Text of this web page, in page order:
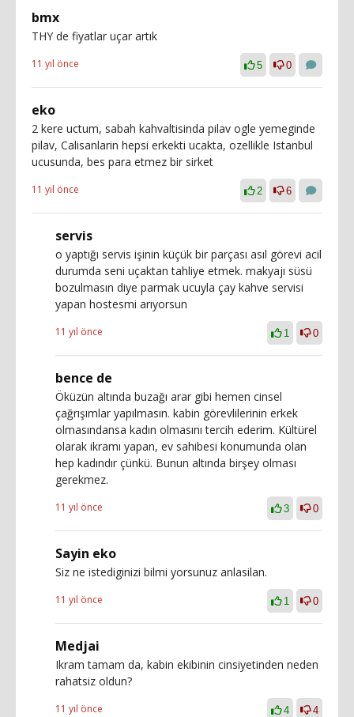
bmx
THY de fiyatlar uçar artık
11 yıl önce 5 0
eko
2 kere uctum, sabah kahvaltisinda pilav ogle yemeginde
pilav, Calisanlarin hepsi erkekti ucakta, ozellikle Istanbul
ucusunda, bes para etmez bir sirket
11 yıl önce 2 6
servis
o yaptığı servis işinin küçük bir parçası asıl görevi acil
durumda seni uçaktan tahliye etmek. makyajı süsü
bozulmasın diye parmak ucuyla çay kahve servisi
yapan hostesmi arıyorsun
11 yıl önce 1 0
bence de
Öküzün altında buzağı arar gibi hemen cinsel
çağrışımlar yapılmasın. kabin görevlilerinin erkek
olmasındansa kadın olmasını tercih ederim. Kültürel
olarak ikramı yapan, ev sahibesi konumunda olan
hep kadındır çünkü. Bunun altında birşey olması
gerekmez.
11 yıl önce 3 0
Sayin eko
Siz ne istediginizi bilmi yorsunuz anlasilan.
11 yıl önce 1 0
Medjai
Ikram tamam da, kabin ekibinin cinsiyetinden neden
rahatsiz oldun?
11 yıl önce 4 4